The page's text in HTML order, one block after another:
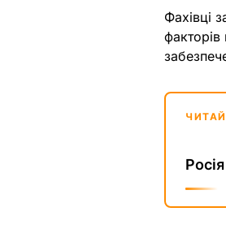
Фахівці
факторів